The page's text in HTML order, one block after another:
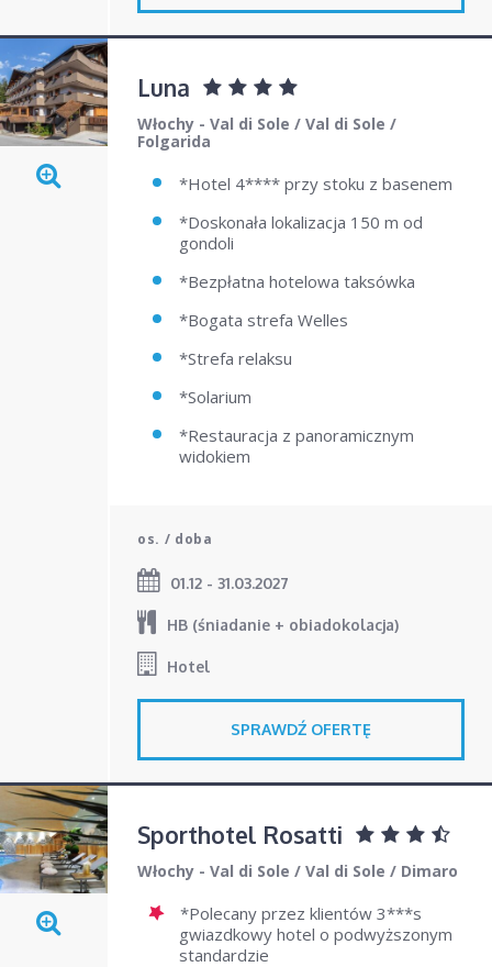
Austria Bad Kleinkirchheim
Włochy Kronplatz
Włochy Alpe di Siusi
Austria Stubai
Luna
Włochy - Val di Sole / Val di Sole /
Folgarida
*Hotel 4**** przy stoku z basenem
*Doskonała lokalizacja 150 m od
gondoli
*Bezpłatna hotelowa taksówka
*Bogata strefa Welles
*Strefa relaksu
*Solarium
*Restauracja z panoramicznym
widokiem
os. / doba
01.12 - 31.03.2027
HB (śniadanie + obiadokolacja)
Hotel
SPRAWDŹ OFERTĘ
Sporthotel Rosatti
Włochy - Val di Sole / Val di Sole / Dimaro
*Polecany przez klientów 3***s
gwiazdkowy hotel o podwyższonym
standardzie